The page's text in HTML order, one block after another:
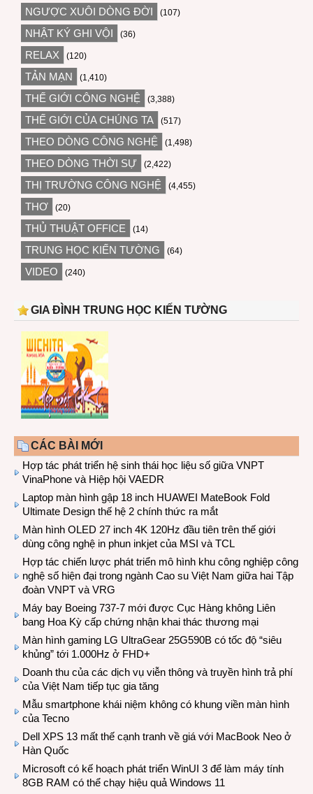
NGƯỢC XUÔI DÒNG ĐỜI (107)
NHẬT KÝ GHI VỘI (36)
RELAX (120)
TẢN MẠN (1,410)
THẾ GIỚI CÔNG NGHỆ (3,388)
THẾ GIỚI CỦA CHÚNG TA (517)
THEO DÒNG CÔNG NGHỆ (1,498)
THEO DÒNG THỜI SỰ (2,422)
THỊ TRƯỜNG CÔNG NGHỆ (4,455)
THƠ (20)
THỦ THUẬT OFFICE (14)
TRUNG HỌC KIẾN TƯỜNG (64)
VIDEO (240)
GIA ĐÌNH TRUNG HỌC KIẾN TƯỜNG
CÁC BÀI MỚI
Hợp tác phát triển hệ sinh thái học liệu số giữa VNPT
VinaPhone và Hiệp hội VAEDR
Laptop màn hình gập 18 inch HUAWEI MateBook Fold
Ultimate Design thế hệ 2 chính thức ra mắt
Màn hình OLED 27 inch 4K 120Hz đầu tiên trên thế giới
dùng công nghệ in phun inkjet của MSI và TCL
Hợp tác chiến lược phát triển mô hình khu công nghiệp công
nghệ số hiện đại trong ngành Cao su Việt Nam giữa hai Tập
đoàn VNPT và VRG
Máy bay Boeing 737-7 mới được Cục Hàng không Liên
bang Hoa Kỳ cấp chứng nhận khai thác thương mại
Màn hình gaming LG UltraGear 25G590B có tốc độ “siêu
khủng” tới 1.000Hz ở FHD+
Doanh thu của các dịch vụ viễn thông và truyền hình trả phí
của Việt Nam tiếp tục gia tăng
Mẫu smartphone khái niệm không có khung viền màn hình
của Tecno
Dell XPS 13 mất thế cạnh tranh về giá với MacBook Neo ở
Hàn Quốc
Microsoft có kế hoạch phát triển WinUI 3 để làm máy tính
8GB RAM có thể chạy hiệu quả Windows 11